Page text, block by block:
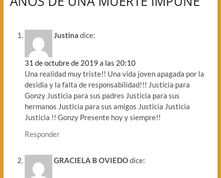
Justina dice:
31 de octubre de 2019 a las 20:10
Una realidad muy triste!! Una vida joven apagada por la
desidia y la falta de responsabilidad!!! Justicia para
Gonzy Justicia para sus padres Justicia para sus
hermanos Justicia para sus amigos Justicia Justicia
Justicia !! Gonzy Presente hoy y siempre!!
Responder
GRACIELA B OVIEDOdice: